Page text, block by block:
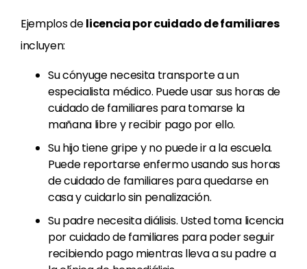
Ejemplos delicencia por cuidado de familiares
incluyen:
Su cónyuge necesita transporte a un
especialista médico. Puede usar sus horas de
cuidado de familiares para tomarse la
mañana libre y recibir pago por ello.
Su hijo tiene gripe y no puede ir a la escuela.
Puede reportarse enfermo usando sus horas
de cuidado de familiares para quedarse en
casa y cuidarlo sin penalización.
Su padre necesita diálisis. Usted toma licencia
por cuidado de familiares para poder seguir
recibiendo pago mientras lleva a su padre a